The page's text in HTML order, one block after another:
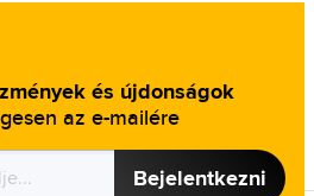
és újdonságok
az e-mailére
Bejelentkezni